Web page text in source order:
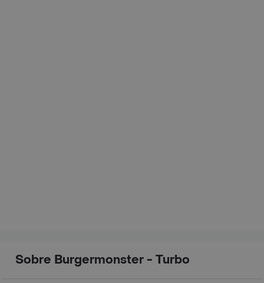
Sobre Burgermonster - Turbo